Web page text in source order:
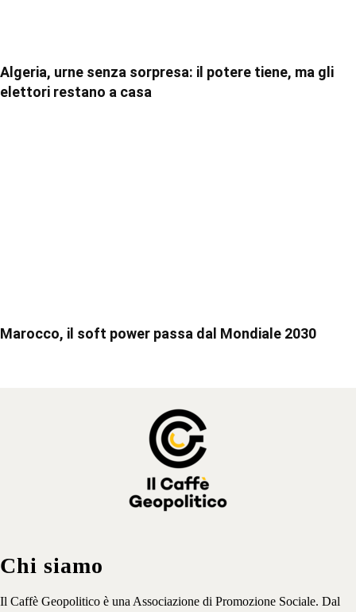
Algeria, urne senza sorpresa: il potere tiene, ma gli
elettori restano a casa
Marocco, il soft power passa dal Mondiale 2030
Chi siamo
Il Caffè Geopolitico è una Associazione di Promozione Sociale. Dal